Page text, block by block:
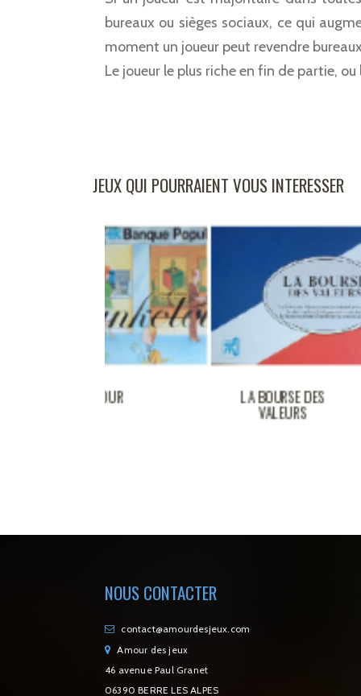
bureaux ou sièges sociaux, ce qui
moment un joueur peut revendre
Le joueur le plus riche en fin de partie,
JEUX QUI POURRAIENT VOUS INTERESSER
LA BOURSE DES
NOUS CONTACTER
contact@amourdesjeux.com
Amour des jeux
46 avenue Paul Granet
06390 BERRE LES ALPES